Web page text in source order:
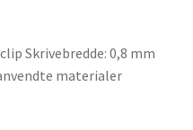
Skrivebredde: 0,8 mm
materialer